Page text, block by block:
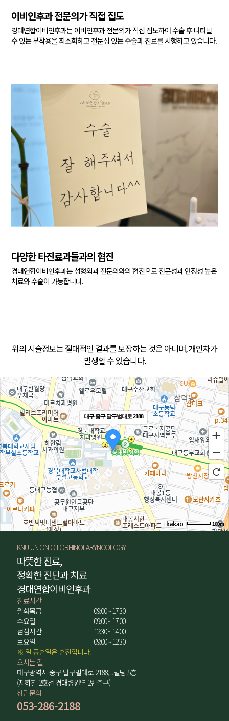
이비인후과 전문의가 직접 집도
경대연합이비인후과는 이비인후과 전문의가 직접 집도하여 수술 후나타날
수 있는 부작용을 최소화하고 전문성 있는 수술과 진료를시행하고 있습니다.
다양한 타진료과들과의 협진
경대연합이비인후과는 성형외과 전문의와의 협진으로전문성과 안정성 높은
치료와 수술이 가능합니다.
위의 시술정보는 절대적인 결과를 보장하는 것은 아니며, 개인차가
발생할 수 있습니다.
대구 중구 달구벌대로 2188
100m
KNU UNION OTORHINOLARYNCOLOGY
따뜻한 진료,
정확한 진단과 치료
경대연합이비인후과
진료시간
월화목금
09:00 ~ 17:30
수요일
09:00 ~ 17:00
점심시간
12:30 ~ 14:00
토요일
09:00 ~ 12:30
※ 일·공휴일은 휴진입니다.
오시는 길
대구광역시 중구 달구벌대로 2188, J빌딩 5층
(지하철 2호선 경대병원역 2번출구)
상담문의
053-286-2188